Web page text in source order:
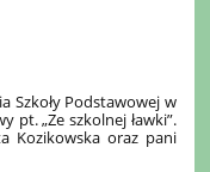
Szkoły Podstawowej w
pt. „Ze szkolnej ławki”.
Kozikowska oraz pani